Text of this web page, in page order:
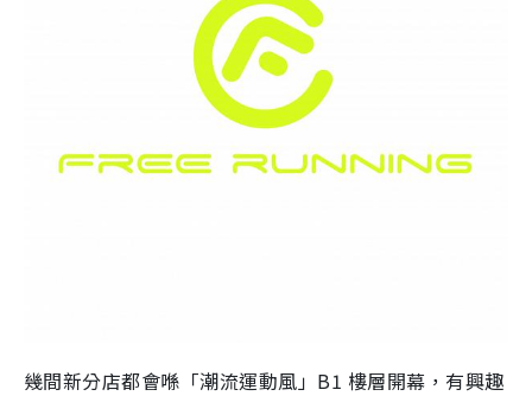
幾間新分店都會喺「潮流運動風」B1 樓層開幕，有興趣